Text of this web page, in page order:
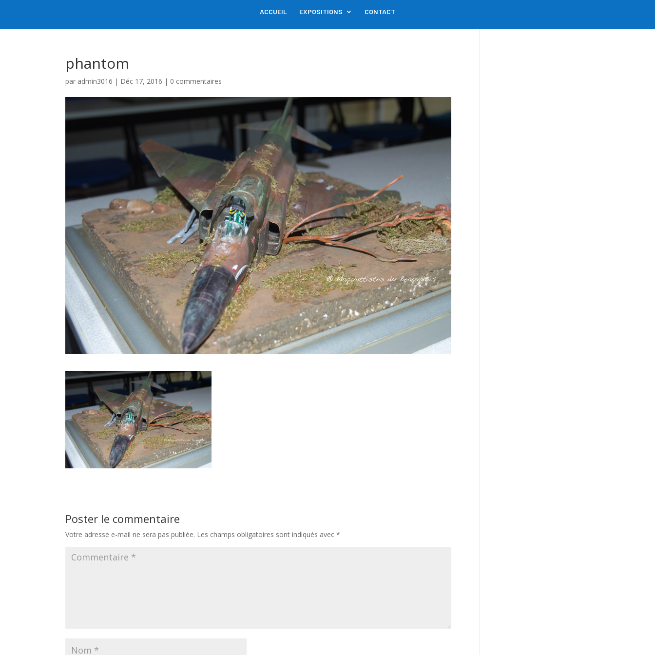
ACCUEIL EXPOSITIONS CONTACT
phantom
par admin3016 | Déc 17, 2016 | 0 commentaires
Poster le commentaire
Votre adresse e-mail ne sera pas publiée. Les champs obligatoires sont indiqués avec*